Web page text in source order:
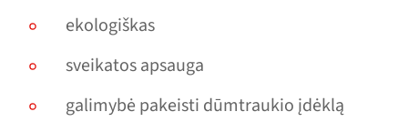
ekologiškas
sveikatos apsauga
galimybė pakeisti dūmtraukio įdėklą